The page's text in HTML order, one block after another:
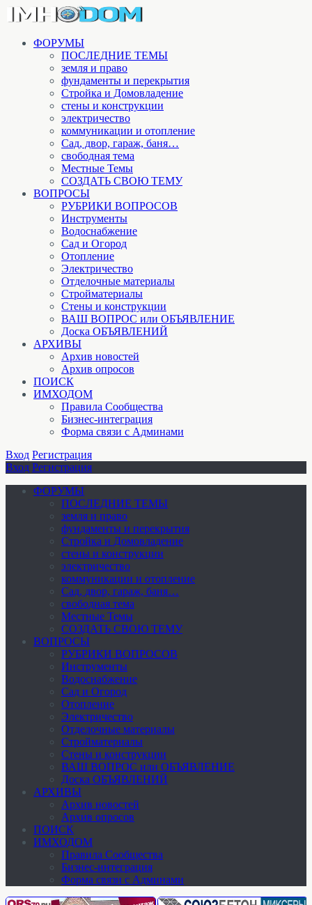
ФОРУМЫ
ПОСЛЕДНИЕ ТЕМЫ
земля и право
фундаменты и перекрытия
Стройка и Домовладение
стены и конструкции
электричество
коммуникации и отопление
Cад, двор, гараж, баня…
свободная тема
Местные Темы
СОЗДАТЬ СВОЮ ТЕМУ
ВОПРОСЫ
РУБРИКИ ВОПРОСОВ
Инструменты
Водоснабжение
Сад и Огород
Отопление
Электричество
Отделочные материалы
Стройматериалы
Стены и конструкции
ВАШ ВОПРОС или ОБЪЯВЛЕНИЕ
Доска ОБЪЯВЛЕНИЙ
АРХИВЫ
Архив новостей
Архив опросов
ПОИСК
ИМХОДОМ
Правила Сообщества
Бизнес-интеграция
Форма связи с Админами
Вход Регистрация
Вход Регистрация
ФОРУМЫ
ПОСЛЕДНИЕ ТЕМЫ
земля и право
фундаменты и перекрытия
Стройка и Домовладение
стены и конструкции
электричество
коммуникации и отопление
Cад, двор, гараж, баня…
свободная тема
Местные Темы
СОЗДАТЬ СВОЮ ТЕМУ
ВОПРОСЫ
РУБРИКИ ВОПРОСОВ
Инструменты
Водоснабжение
Сад и Огород
Отопление
Электричество
Отделочные материалы
Стройматериалы
Стены и конструкции
ВАШ ВОПРОС или ОБЪЯВЛЕНИЕ
Доска ОБЪЯВЛЕНИЙ
АРХИВЫ
Архив новостей
Архив опросов
ПОИСК
ИМХОДОМ
Правила Сообщества
Бизнес-интеграция
Форма связи с Админами